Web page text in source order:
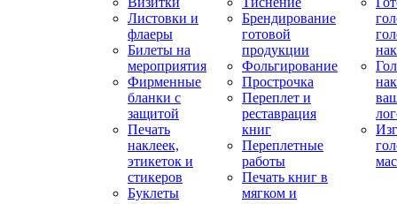
Листовки и
флаеры
Билеты на
мероприятия
Фирменные
бланки с
защитой
Печать
наклеек,
этикеток и
стикеров
Буклеты
Брендирование
готовой
продукции
Фольгирование
Прострочка
Переплет и
реставрация
книг
Переплетные
работы
Печать книг в
мягком и